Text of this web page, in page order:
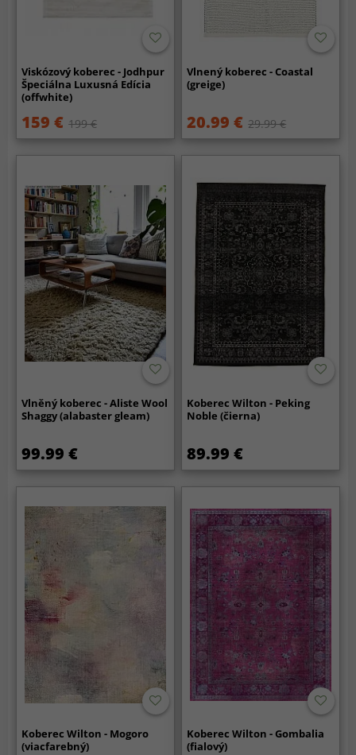
Viskózový koberec - Jodhpur
Špeciálna Luxusná Edícia
(offwhite)
159 € 199 €
Vlnený koberec - Coastal
(greige)
20.99 € 29.99 €
Vlněný koberec - Aliste Wool
Shaggy (alabaster gleam)
99.99 €
Koberec Wilton - Peking
Noble (čierna)
89.99 €
Koberec Wilton - Mogoro
(viacfarebný)
Koberec Wilton - Gombalia
(fialový)